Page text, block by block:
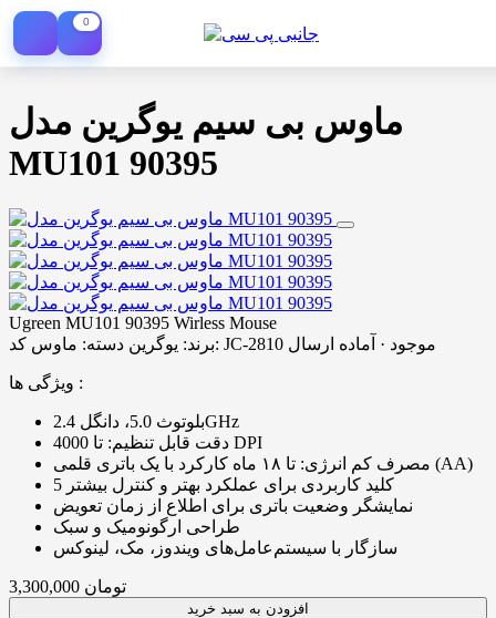
0
ماوس بی سیم یوگرین مدل
MU101 90395
Ugreen MU101 90395 Wirless Mouse
برند: یوگرین دسته: ماوس کد: JC-2810 موجود · آماده ارسال
ویژگی ها :
بلوتوث 5.0، دانگل 2.4GHz
دقت قابل تنظیم: تا 4000 DPI
مصرف کم انرژی: تا ۱۸ ماه کارکرد با یک باتری قلمی (AA)
5 کلید کاربردی برای عملکرد بهتر و کنترل بیشتر
نمایشگر وضعیت باتری برای اطلاع از زمان تعویض
طراحی ارگونومیک و سبک
سازگار با سیستم‌عامل‌های ویندوز، مک، لینوکس
3,300,000 تومان
افزودن به سبد خرید